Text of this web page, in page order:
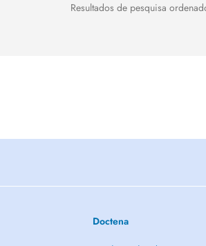
Resultados de pesquisa
Doctena